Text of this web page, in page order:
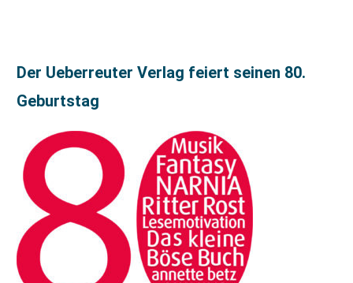
Der Ueberreuter Verlag feiert seinen 80.
Geburtstag